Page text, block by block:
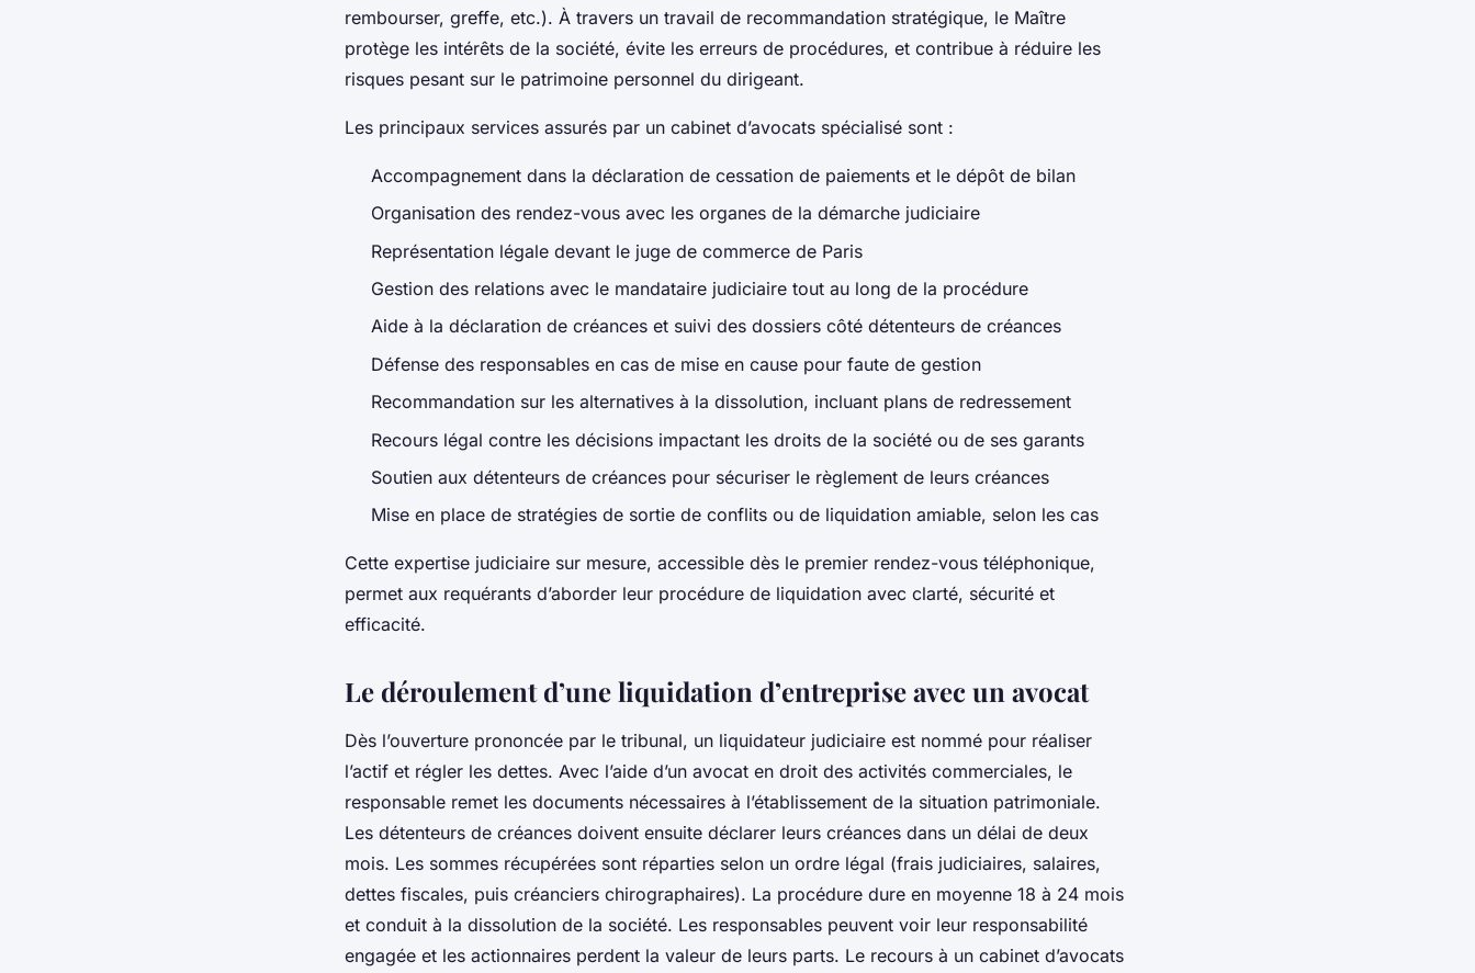
rembourser, greffe, etc.). À travers un travail de recommandation stratégique, le Maître
protège les intérêts de la société, évite les erreurs de procédures, et contribue à réduire les
risques pesant sur le patrimoine personnel du dirigeant.
Les principaux services assurés par un cabinet d’avocats spécialisé sont :
Accompagnement dans la déclaration de cessation de paiements et le dépôt de bilan
Organisation des rendez-vous avec les organes de la démarche judiciaire
Représentation légale devant le juge de commerce de Paris
Gestion des relations avec le mandataire judiciaire tout au long de la procédure
Aide à la déclaration de créances et suivi des dossiers côté détenteurs de créances
Défense des responsables en cas de mise en cause pour faute de gestion
Recommandation sur les alternatives à la dissolution, incluant plans de redressement
Recours légal contre les décisions impactant les droits de la société ou de ses garants
Soutien aux détenteurs de créances pour sécuriser le règlement de leurs créances
Mise en place de stratégies de sortie de conflits ou de liquidation amiable, selon les cas
Cette expertise judiciaire sur mesure, accessible dès le premier rendez-vous téléphonique,
permet aux requérants d’aborder leur procédure de liquidation avec clarté, sécurité et
efficacité.
Le déroulement d’une liquidation d’entreprise avec un avocat
Dès l’ouverture prononcée par le tribunal, un liquidateur judiciaire est nommé pour réaliser
l’actif et régler les dettes. Avec l’aide d’un avocat en droit des activités commerciales, le
responsable remet les documents nécessaires à l’établissement de la situation patrimoniale.
Les détenteurs de créances doivent ensuite déclarer leurs créances dans un délai de deux
mois. Les sommes récupérées sont réparties selon un ordre légal (frais judiciaires, salaires,
dettes fiscales, puis créanciers chirographaires). La procédure dure en moyenne 18 à 24 mois
et conduit à la dissolution de la société. Les responsables peuvent voir leur responsabilité
engagée et les actionnaires perdent la valeur de leurs parts. Le recours à un cabinet d’avocats